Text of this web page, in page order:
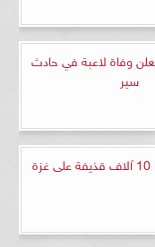
يعلن وفاة لاعبة في حادث
سير